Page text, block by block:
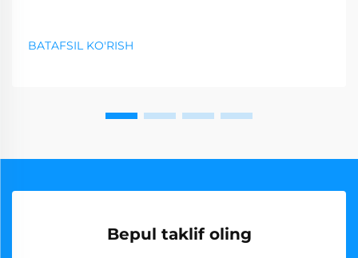
BATAFSIL KO'RISH
Bepul taklif oling